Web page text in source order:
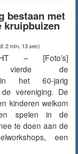
bestaan met
kruipbuizen
2 min, 13 sec)
– [Foto’s]
vierde de
het 60-jarig
vereniging. De
kinderen welkom
spelen in de
te doen aan de
een